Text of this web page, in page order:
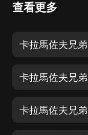
查看更多
卡拉馬佐夫兄